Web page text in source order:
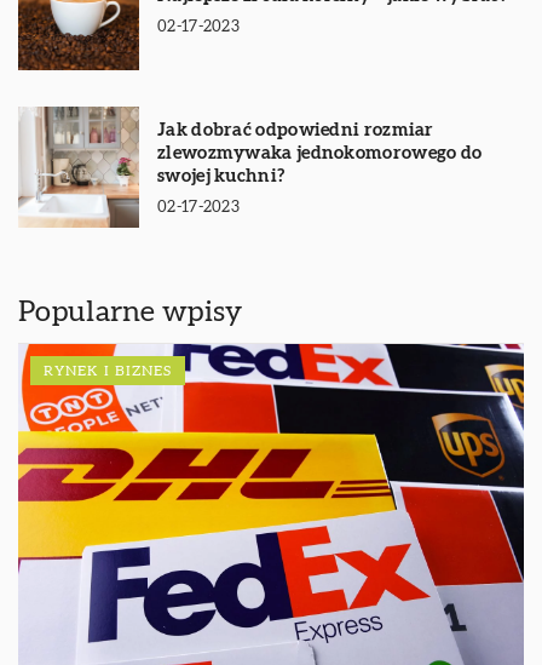
02-17-2023
Jak dobrać odpowiedni rozmiar
zlewozmywaka jednokomorowego do
swojej kuchni?
02-17-2023
Popularne wpisy
RYNEK I BIZNES